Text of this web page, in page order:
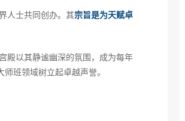
人士共同创办。其宗旨是为天赋卓
殿以其静谧幽深的氛围，成为每年
班领域树立起卓越声誉。